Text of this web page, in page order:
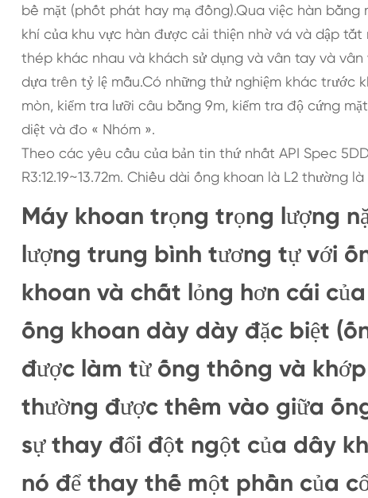
bề mặt (phốt phát hay mạ đồng).Qua việc hàn
khí của khu vực hàn được cải thiện nhờ vá và dập
thép khác nhau và khách sử dụng và vân tay và
dựa trên tỷ lệ mẫu.Có những thử nghiệm khác
mòn, kiểm tra lưỡi câu bằng 9m, kiểm tra độ cứng
diệt và đo « Nhóm ».
Theo các yêu cầu của bản tin thứ nhất API Spec
R3:12.19~13.72m. Chiều dài ống khoan là L2 thường
Máy khoan trọng trọng lượng
lượng trung bình tương tự với
khoan và chất lỏng hơn cái
ống khoan dày dày đặc biệt
được làm từ ống thông và
thường được thêm vào giữa
sự thay đổi đột ngột của dây
nó để thay thế một phần của